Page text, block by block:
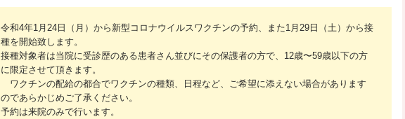
令和4年1月24日（月）から新型コロナウイルスワクチンの予約、また1月29日（土）から接
種を開始致します。
接種対象者は当院に受診歴のある患者さん並びにその保護者の方で、12歳〜59歳以下の方
に限定させて頂きます。
ワクチンの配給の都合でワクチンの種類、日程など、ご希望に添えない場合があります
のであらかじめご了承ください。
予約は来院のみで行います。